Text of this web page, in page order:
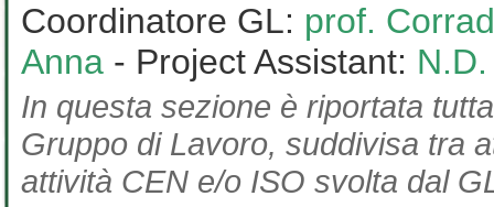
Coordinatore GL: prof.
Anna - Project Assistant: N.D.
In questa sezione è riportata
Gruppo di Lavoro, suddivisa tra
attività CEN e/o ISO svolta dal